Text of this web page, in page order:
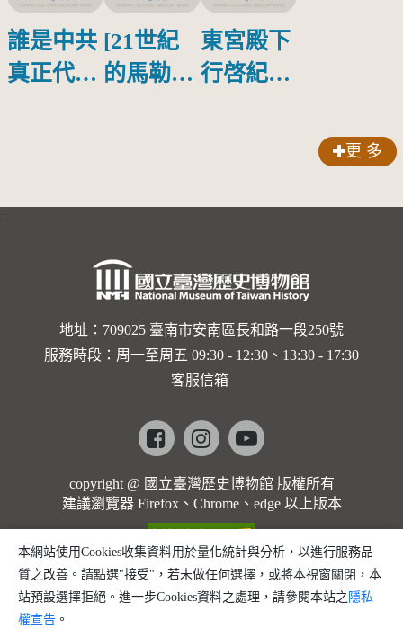
誰是中共
真正代言
[21世紀
的馬勒、
的依戀—
勒大地之
歌]【對
世界與生
命的依戀
馬勒大地
之歌】
東宮殿下
行啓紀念
更 多
地址：709025 臺南市安南區長和路一段250號
服務時段：周一至周五 09:30 - 12:30、13:30 - 17:30
客服信箱
Facebookinstagramyoutube
copyright @ 國立臺灣歷史博物館 版權所有
建議瀏覽器 Firefox、Chrome、edge 以上版本
本網站使用Cookies收集資料用於量化統計與分析，以進行服務品
質之改善。請點選"接受"，若未做任何選擇，或將本視窗關閉，本
站預設選擇拒絕。進一步Cookies資料之處理，請參閱本站之 隱私
權宣告 。